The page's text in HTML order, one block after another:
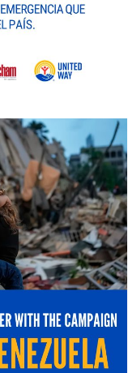
para la
una
reportería para
que se
que
y precisa
un proceso de
de decisiones
será publicada.
con*